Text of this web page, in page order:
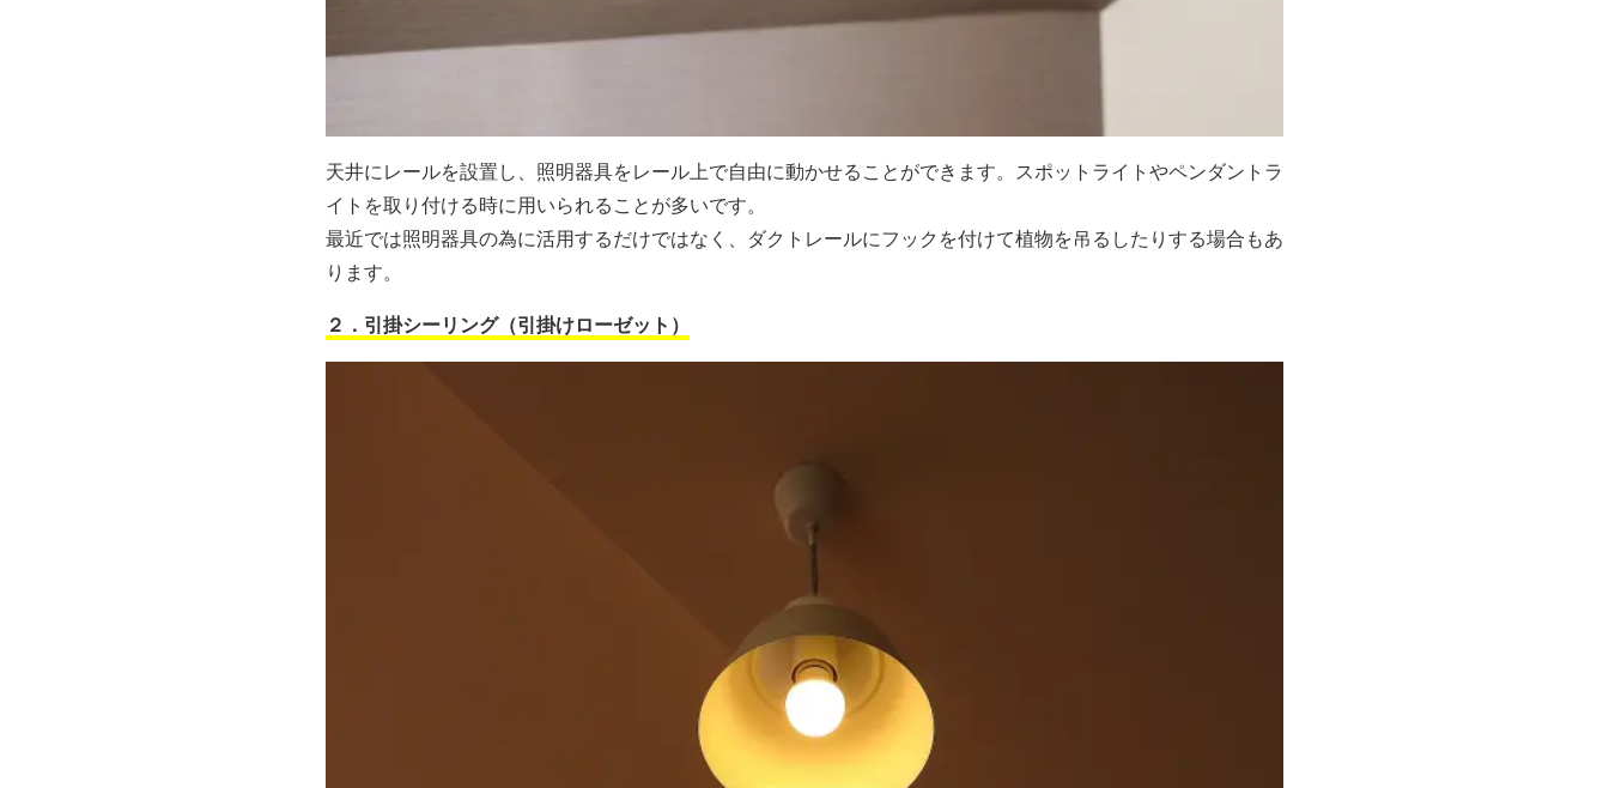
天井にレールを設置し、照明器具をレール上で自由に動かせることができます。スポットライトやペンダントラ
イトを取り付ける時に用いられることが多いです。
最近では照明器具の為に活用するだけではなく、ダクトレールにフックを付けて植物を吊るしたりする場合もあ
ります。
２．引掛シーリング（引掛けローゼット）